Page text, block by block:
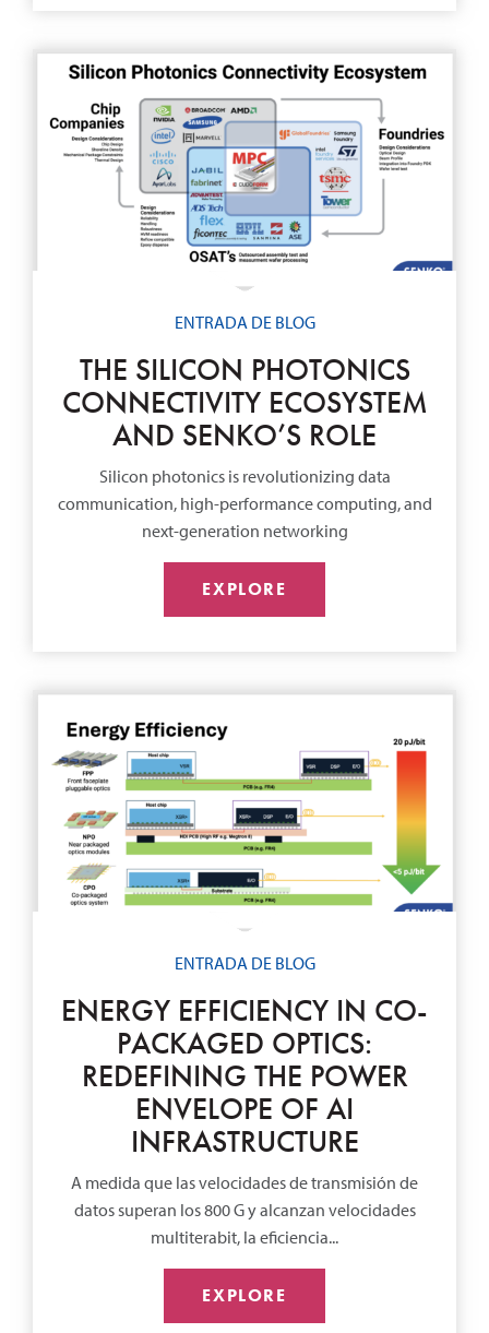
ENTRADA DE BLOG
THE SILICON PHOTONICS
CONNECTIVITY ECOSYSTEM
AND SENKO’S ROLE
Silicon photonics is revolutionizing data
communication, high-performance computing, and
next-generation networking
EXPLORE
ENTRADA DE BLOG
ENERGY EFFICIENCY IN CO-
PACKAGED OPTICS:
REDEFINING THE POWER
ENVELOPE OF AI
INFRASTRUCTURE
A medida que las velocidades de transmisión de
datos superan los 800 G y alcanzan velocidades
multiterabit, la eficiencia...
EXPLORE